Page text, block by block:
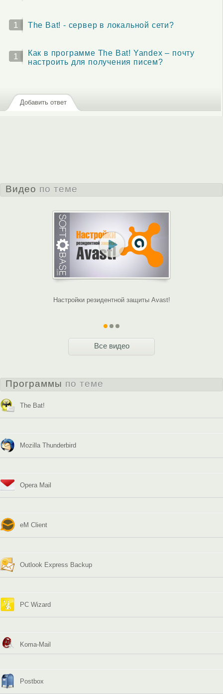
1 The Bat! - сервер в локальной сети?
1
Как в программе The Bat! Yandex – почту
настроить для получения писем?
Добавить ответ
Видео по теме
Настройки резидентной защиты Avast!
Все видео
Программы по теме
The Bat!
Mozilla Thunderbird
Opera Mail
eM Client
Outlook Express Backup
PC Wizard
Koma-Mail
Postbox